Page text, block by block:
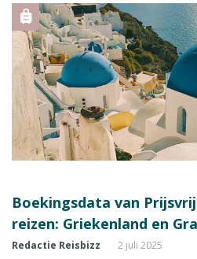
Boekingsdata van
reizen: Griekenland en
Redactie Reisbizz 2 juli 2025